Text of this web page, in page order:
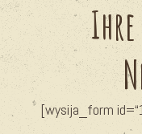
[wysija_form